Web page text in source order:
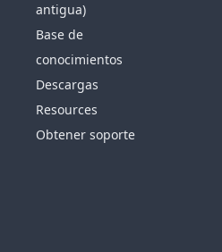
antigua)
Base de
conocimientos
Descargas
Resources
Obtener soporte